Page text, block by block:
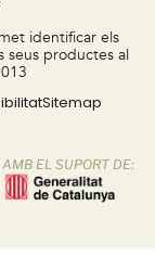
identificar els
seus productes al
Sitemap
AMB EL SUPORT DE: